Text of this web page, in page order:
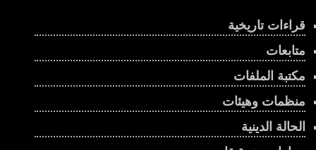
قراءات تاريخية
متابعات
مكتبة الملفات
منظمات وهيئات
الحالة الدينية